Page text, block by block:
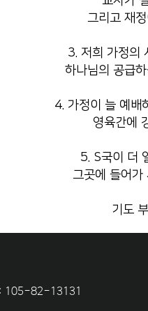
그리고 재
3. 저희 가정의
하나님의 공급
4. 가정이 늘 예배
영육간에
5. S국이 더
그곳에 들어가
기도
: 105-82-13131